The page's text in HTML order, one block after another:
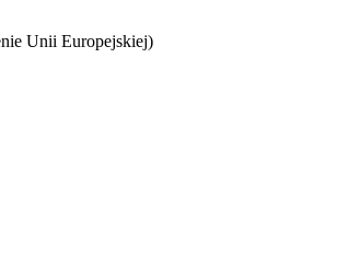
Unii Europejskiej)